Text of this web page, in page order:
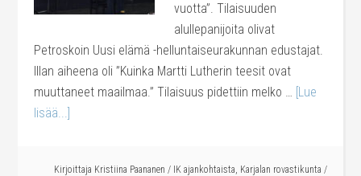
vuotta”. Tilaisuuden
alullepanijoita olivat
Petroskoin Uusi elämä -helluntaiseurakunnan edustajat.
Illan aiheena oli ”Kuinka Martti Lutherin teesit ovat
muuttaneet maailmaa.” Tilaisuus pidettiin melko … [Lue
lisää...]
Kirjoittaja Kristiina Paananen / IK ajankohtaista, Karjalan rovastikunta /